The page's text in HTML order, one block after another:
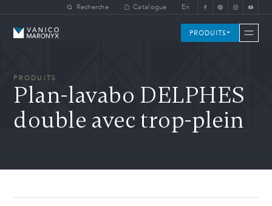
Skip to main contentRecherche Catalogue En
Vanico-Maronyx PRODUITS
PRODUITS
Plan-lavabo DELPHES
double avec trop-plein